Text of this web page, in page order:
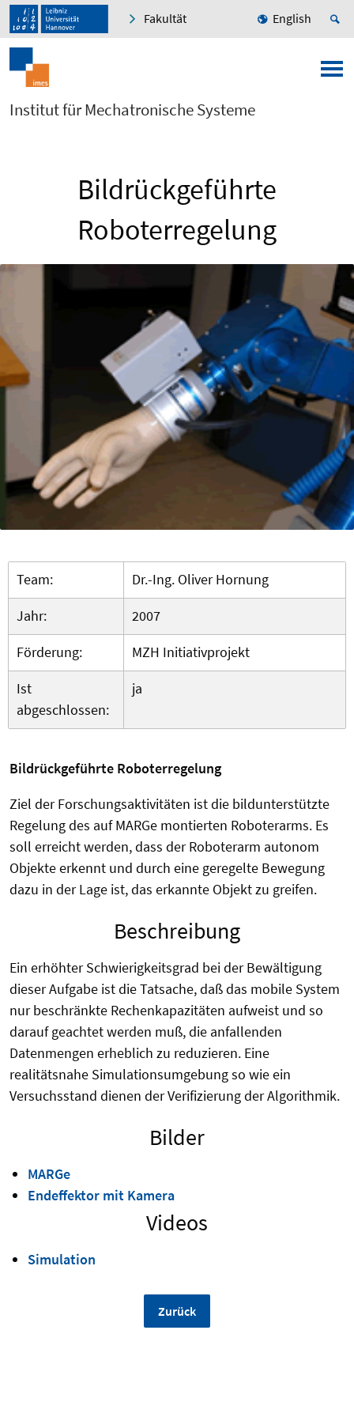
Fakultät English
Institut für Mechatronische Systeme
Bildrückgeführte
Roboterregelung
Team:
Dr.-Ing. Oliver Hornung
Jahr:
2007
Förderung:
MZH Initiativprojekt
Ist
abgeschlossen:
ja
Bildrückgeführte Roboterregelung
Ziel der Forschungsaktivitäten ist die bildunterstützte
Regelung des auf MARGe montierten Roboterarms. Es
soll erreicht werden, dass der Roboterarm autonom
Objekte erkennt und durch eine geregelte Bewegung
dazu in der Lage ist, das erkannte Objekt zu greifen.
Beschreibung
Ein erhöhter Schwierigkeitsgrad bei der Bewältigung
dieser Aufgabe ist die Tatsache, daß das mobile System
nur beschränkte Rechenkapazitäten aufweist und so
darauf geachtet werden muß, die anfallenden
Datenmengen erheblich zu reduzieren. Eine
realitätsnahe Simulationsumgebung so wie ein
Versuchsstand dienen der Verifizierung der Algorithmik.
Bilder
MARGe
Endeffektor mit Kamera
Videos
Simulation
Zurück